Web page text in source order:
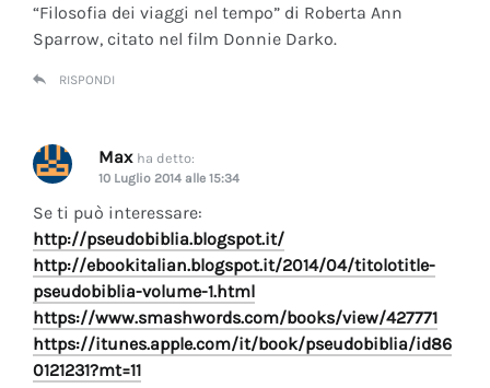
“Filosofia dei viaggi nel tempo” di Roberta Ann
Sparrow, citato nel film Donnie Darko.
RISPONDI
Max ha detto:
10 Luglio 2014 alle 15:34
Se ti può interessare:
http://pseudobiblia.blogspot.it/
http://ebookitalian.blogspot.it/2014/04/titolotitle-
pseudobiblia-volume-1.html
https://www.smashwords.com/books/view/427771
https://itunes.apple.com/it/book/pseudobiblia/id86
0121231?mt=11